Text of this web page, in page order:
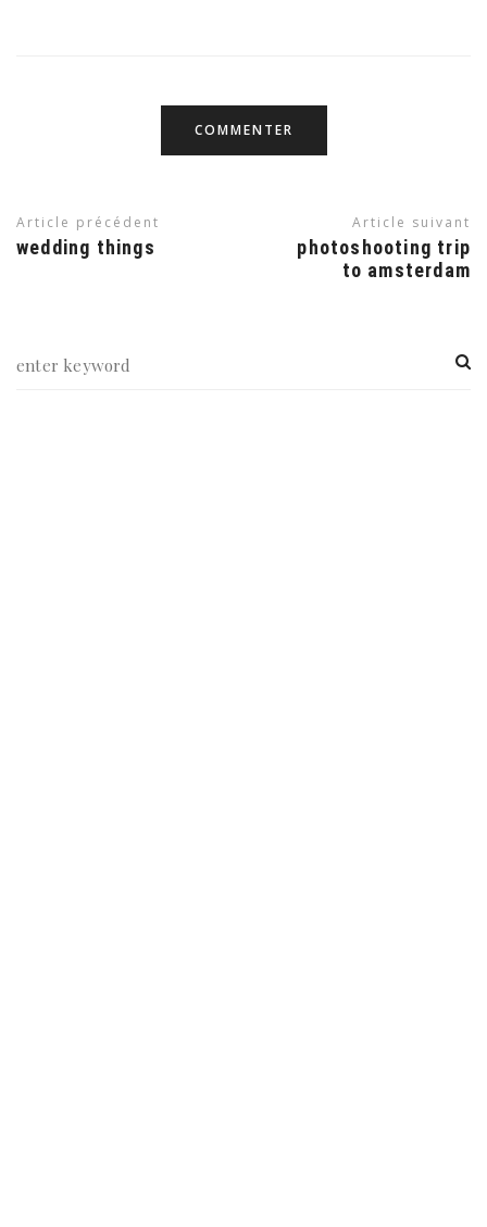
Article précédent
wedding things
Article suivant
photoshooting trip
to amsterdam